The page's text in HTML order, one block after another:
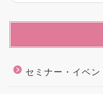
セミナー・イベン